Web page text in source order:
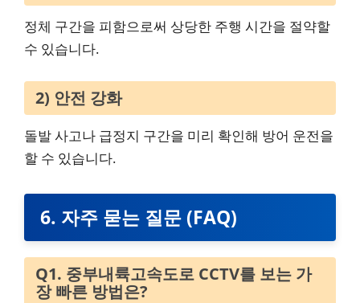
정체 구간을 피함으로써 상당한 주행 시간을 절약할
수 있습니다.
2) 안전 강화
돌발 사고나 급정지 구간을 미리 확인해 방어 운전을
할 수 있습니다.
6. 자주 묻는 질문 (FAQ)
Q1. 중부내륙고속도로 CCTV를 보는 가
장 빠른 방법은?